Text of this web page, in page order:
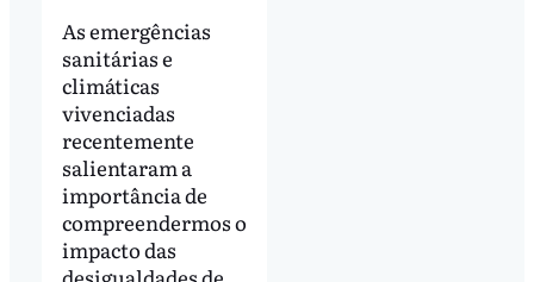
As emergências
sanitárias e
climáticas
vivenciadas
recentemente
salientaram a
importância de
compreendermos o
impacto das